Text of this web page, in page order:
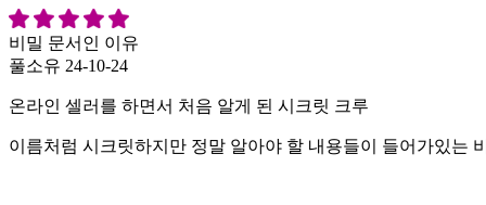
비밀 문서인 이유
풀소유 24-10-24
온라인 셀러를 하면서 처음 알게 된 시크릿 크루
이름처럼 시크릿하지만 정말 알아야 할 내용들이 들어가있는